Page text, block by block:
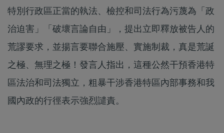
特別行政區正當的執法、檢控和司法行為污蔑為「政
治迫害」「破壞言論自由」，提出立即釋放被告人的
荒謬要求，並揚言要聯合施壓、實施制裁，真是荒誕
之極、無理之極！發言人指出，這種公然干預香港特
區法治和司法獨立，粗暴干涉香港特區內部事務和我
國內政的行徑表示強烈譴責。